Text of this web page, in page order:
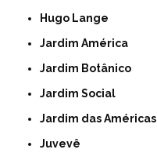
Hugo Lange
Jardim América
Jardim Botânico
Jardim Social
Jardim das Américas
Juvevê